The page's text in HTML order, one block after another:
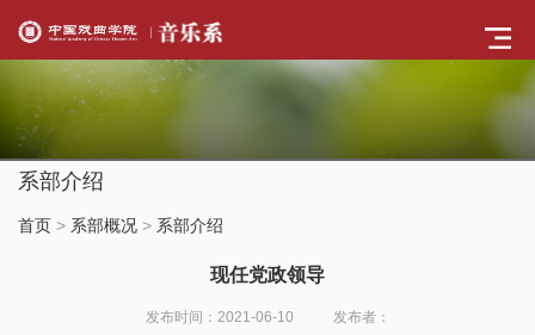
系部介绍
首页 > 系部概况 > 系部介绍
现任党政领导
发布时间：2021-06-10 发布者：